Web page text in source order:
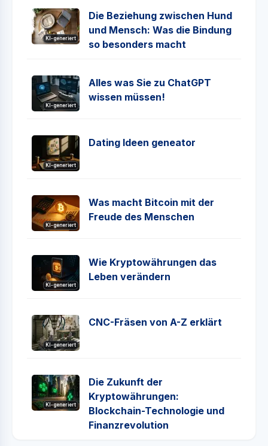
KI-generiert
Die Beziehung zwischen Hund
und Mensch: Was die Bindung
so besonders macht
KI-generiert
Alles was Sie zu ChatGPT
wissen müssen!
KI-generiert
Dating Ideen geneator
KI-generiert
Was macht Bitcoin mit der
Freude des Menschen
KI-generiert
Wie Kryptowährungen das
Leben verändern
KI-generiert
CNC-Fräsen von A-Z erklärt
KI-generiert
Die Zukunft der
Kryptowährungen:
Blockchain-Technologie und
Finanzrevolution